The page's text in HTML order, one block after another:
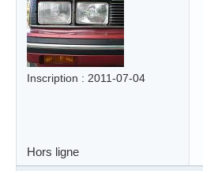
Inscription : 2011-07-04
Hors ligne